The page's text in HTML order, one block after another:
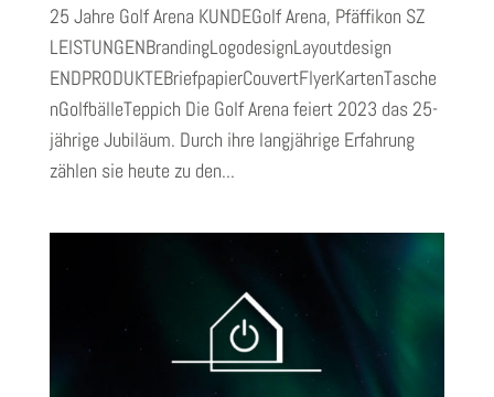
25 Jahre Golf Arena KUNDEGolf Arena, Pfäffikon SZ
LEISTUNGENBrandingLogodesignLayoutdesign
ENDPRODUKTEBriefpapierCouvertFlyerKartenTasche
nGolfbälleTeppich Die Golf Arena feiert 2023 das 25-
jährige Jubiläum. Durch ihre langjährige Erfahrung
zählen sie heute zu den...